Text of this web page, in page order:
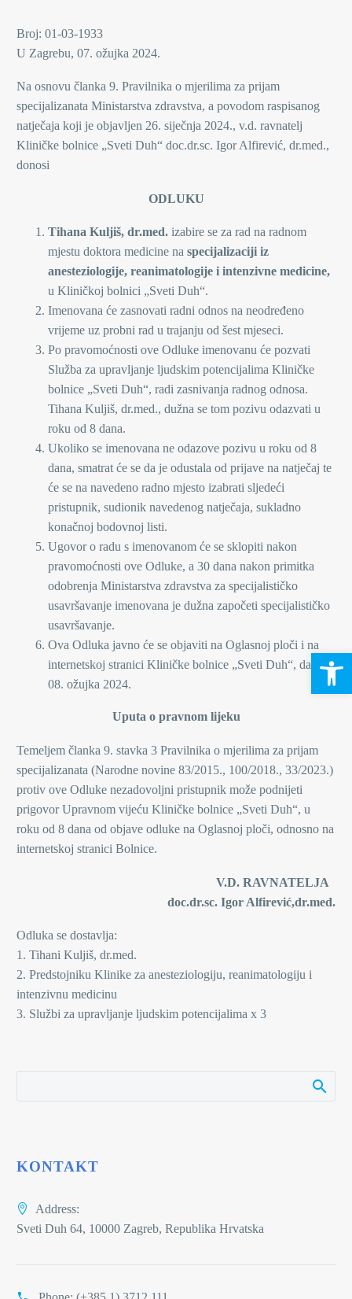
Broj: 01-03-1933
U Zagrebu, 07. ožujka 2024.
Na osnovu članka 9. Pravilnika o mjerilima za prijam
specijalizanata Ministarstva zdravstva, a povodom raspisanog
natječaja koji je objavljen 26. siječnja 2024., v.d. ravnatelj
Kliničke bolnice „Sveti Duh“ doc.dr.sc. Igor Alfirević, dr.med.,
donosi
ODLUKU
Tihana Kuljiš, dr.med. izabire se za rad na radnom
mjestu doktora medicine na specijalizaciji iz
anesteziologije, reanimatologije i intenzivne medicine,
u Kliničkoj bolnici „Sveti Duh“.
Imenovana će zasnovati radni odnos na neodređeno
vrijeme uz probni rad u trajanju od šest mjeseci.
Po pravomoćnosti ove Odluke imenovanu će pozvati
Služba za upravljanje ljudskim potencijalima Kliničke
bolnice „Sveti Duh“, radi zasnivanja radnog odnosa.
Tihana Kuljiš, dr.med., dužna se tom pozivu odazvati u
roku od 8 dana.
Ukoliko se imenovana ne odazove pozivu u roku od 8
dana, smatrat će se da je odustala od prijave na natječaj te
će se na navedeno radno mjesto izabrati sljedeći
pristupnik, sudionik navedenog natječaja, sukladno
konačnoj bodovnoj listi.
Ugovor o radu s imenovanom će se sklopiti nakon
pravomoćnosti ove Odluke, a 30 dana nakon primitka
odobrenja Ministarstva zdravstva za specijalističko
usavršavanje imenovana je dužna započeti specijalističko
usavršavanje.
Ova Odluka javno će se objaviti na Oglasnoj ploči i na
internetskoj stranici Kliničke bolnice „Sveti Duh“, dana
08. ožujka 2024.
Uputa o pravnom lijeku
Temeljem članka 9. stavka 3 Pravilnika o mjerilima za prijam
specijalizanata (Narodne novine 83/2015., 100/2018., 33/2023.)
protiv ove Odluke nezadovoljni pristupnik može podnijeti
prigovor Upravnom vijeću Kliničke bolnice „Sveti Duh“, u
roku od 8 dana od objave odluke na Oglasnoj ploči, odnosno na
internetskoj stranici Bolnice.
V.D. RAVNATELJA
doc.dr.sc. Igor Alfirević,dr.med.
Odluka se dostavlja:
1. Tihani Kuljiš, dr.med.
2. Predstojniku Klinike za anesteziologiju, reanimatologiju i
intenzivnu medicinu
3. Službi za upravljanje ljudskim potencijalima x 3
KONTAKT
Address:
Sveti Duh 64, 10000 Zagreb, Republika Hrvatska